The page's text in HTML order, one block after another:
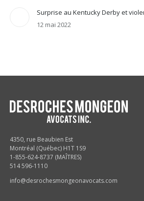
Surprise au Kentucky Derby et
12 mai 2022
4350, rue Beaubien Est
Montréal (Québec) H1T 1S9
1-855-624-8737 (MAÎTRES)
514 596-1110
info@desrochesmongeonavocats.com